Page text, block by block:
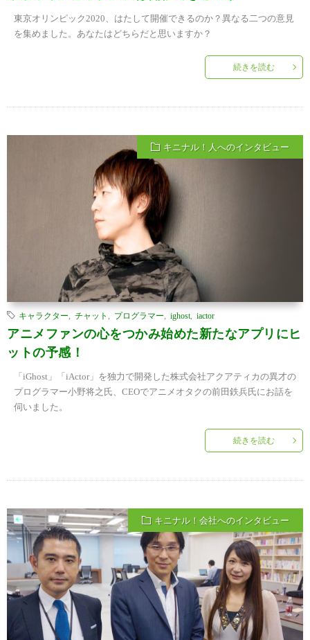
東京オリンピック2020、はたして開催できるのか？異なる二つの意見
を集めました。あなたはどちらだと思いますか？
続きを読む
キニナル！人へのインタビュー
キャラクター チャット プログラマー ighost iactor
アニメファンの心をつかみ始めた新たなアプリにヒ
ットの予感！
「iGhost」「iActor」を独力で開発した株式会社アクアティカの異才の
プログラマー小野将之氏、CEOでアニメオタクの前田鉄兵氏にお話を
伺いました。
続きを読む
キニナル！会社へのインタビュー